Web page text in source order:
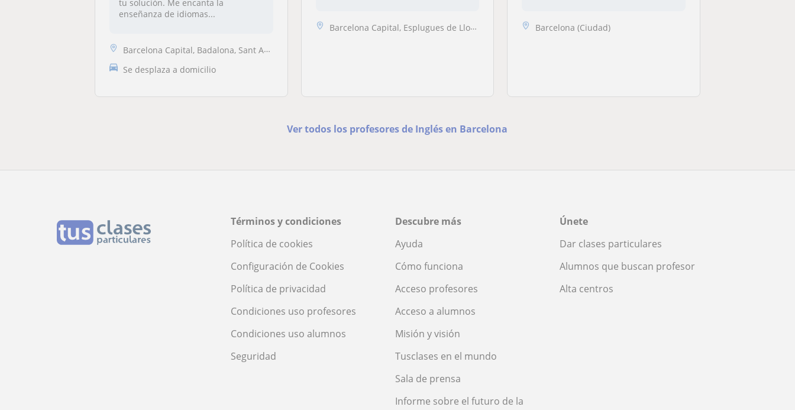
tu solución. Me encanta la
enseñanza de idiomas...
Barcelona Capital, Badalona, Sant Adrià de Besòs, Santa Coloma de Gram...
Se desplaza a domicilio
Barcelona Capital, Esplugues de Llobregat, Hospitalet de Llobregat, Sa... Barcelona (Ciudad)
Ver todos los profesores de Inglés en Barcelona
Términos y condiciones
Política de cookies
Configuración de Cookies
Política de privacidad
Condiciones uso profesores
Condiciones uso alumnos
Seguridad
Descubre más
Ayuda
Cómo funciona
Acceso profesores
Acceso a alumnos
Misión y visión
Tusclases en el mundo
Sala de prensa
Informe sobre el futuro de la
Únete
Dar clases particulares
Alumnos que buscan profesor
Alta centros